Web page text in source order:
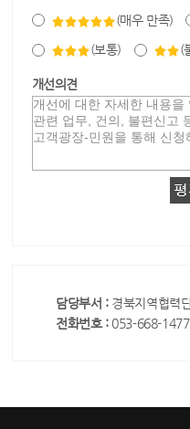
(매우 만족)
(보통) (
개선의견
담당부서 : 경북지역협력
전화번호 : 053-668-1477